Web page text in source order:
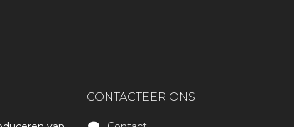
CONTACTEER ONS